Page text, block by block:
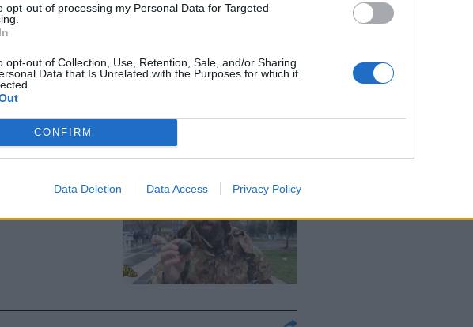
opt-out of processing my Personal Data for Targeted
opt-out of Collection, Use, Retention, Sale, and/or Sharing
Data that Is Unrelated with the Purposes for which it
CONFIRM
Data Deletion Data Access Privacy Policy
di
anche